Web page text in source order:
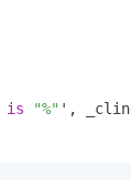
is "%" ',